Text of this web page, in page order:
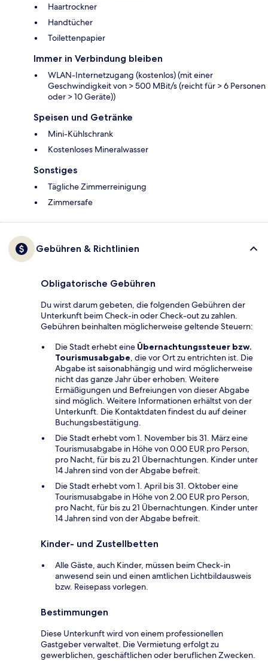
Haartrockner
Handtücher
Toilettenpapier
Immer in Verbindung bleiben
WLAN-Internetzugang (kostenlos) (mit einer
Geschwindigkeit von > 500 MBit/s (reicht für > 6 Personen
oder > 10 Geräte))
Speisen und Getränke
Mini-Kühlschrank
Kostenloses Mineralwasser
Sonstiges
Tägliche Zimmerreinigung
Zimmersafe
Gebühren & Richtlinien
Obligatorische Gebühren
Du wirst darum gebeten, die folgenden Gebühren der
Unterkunft beim Check-in oder Check-out zu zahlen.
Gebühren beinhalten möglicherweise geltende Steuern:
Die Stadt erhebt eine Übernachtungssteuer bzw.
Tourismusabgabe, die vor Ort zu entrichten ist. Die
Abgabe ist saisonabhängig und wird möglicherweise
nicht das ganze Jahr über erhoben. Weitere
Ermäßigungen und Befreiungen von dieser Abgabe
sind möglich. Weitere Informationen erhältst von der
Unterkunft. Die Kontaktdaten findest du auf deiner
Buchungsbestätigung.
Die Stadt erhebt vom 1. November bis 31. März eine
Tourismusabgabe in Höhe von 0.00 EUR pro Person,
pro Nacht, für bis zu 21 Übernachtungen. Kinder unter
14 Jahren sind von der Abgabe befreit.
Die Stadt erhebt vom 1. April bis 31. Oktober eine
Tourismusabgabe in Höhe von 2.00 EUR pro Person,
pro Nacht, für bis zu 21 Übernachtungen. Kinder unter
14 Jahren sind von der Abgabe befreit.
Kinder- und Zustellbetten
Alle Gäste, auch Kinder, müssen beim Check-in
anwesend sein und einen amtlichen Lichtbildausweis
bzw. Reisepass vorlegen.
Bestimmungen
Diese Unterkunft wird von einem professionellen
Gastgeber verwaltet. Die Vermietung erfolgt zu
gewerblichen, geschäftlichen oder beruflichen Zwecken.